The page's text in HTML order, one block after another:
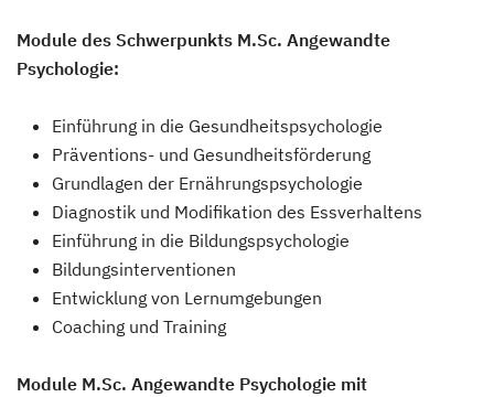
Module des Schwerpunkts M.Sc. Angewandte
Psychologie:
Einführung in die Gesundheitspsychologie
Präventions- und Gesundheitsförderung
Grundlagen der Ernährungspsychologie
Diagnostik und Modifikation des Essverhaltens
Einführung in die Bildungspsychologie
Bildungsinterventionen
Entwicklung von Lernumgebungen
Coaching und Training
Module M.Sc. Angewandte Psychologie mit